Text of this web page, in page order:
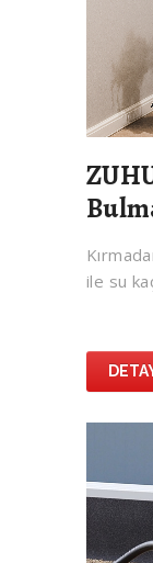
ile su